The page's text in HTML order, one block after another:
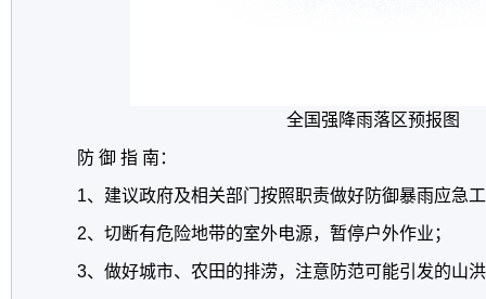
全国强降雨落区预报图
防 御 指 南：
1、建议政府及相关部门按照职责做好防御暴雨应急
2、切断有危险地带的室外电源，暂停户外作业；
3、做好城市、农田的排涝，注意防范可能引发的山